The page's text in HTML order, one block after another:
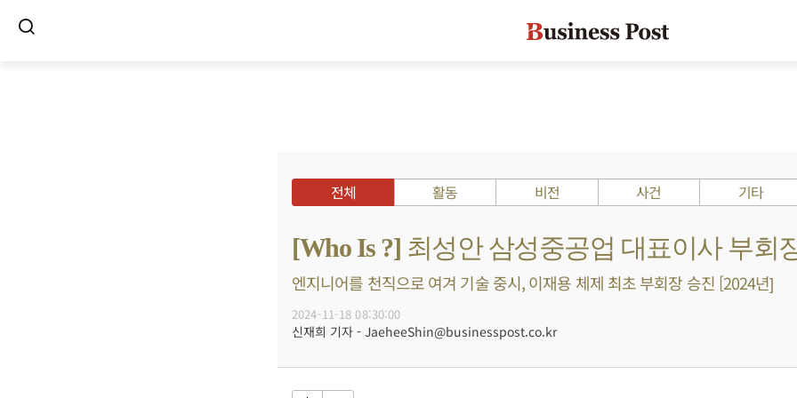
전체 활동 비전 사건 기타
[Who Is ?] 최성안 삼성중공업 대표이사 부회
엔지니어를 천직으로 여겨 기술 중시, 이재용 체제 최초 부회장 승진 [2024년]
2024-11-18 08:30:00
신재희 기자 - JaeheeShin@businesspost.co.kr